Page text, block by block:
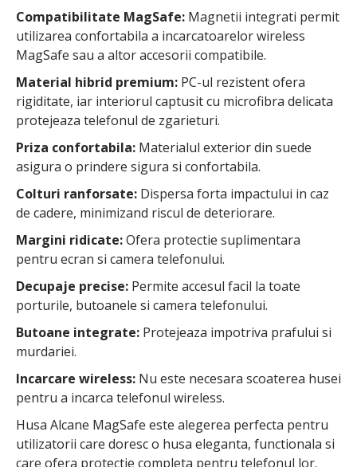
Compatibilitate MagSafe: Magnetii integrati permit
utilizarea confortabila a incarcatoarelor wireless
MagSafe sau a altor accesorii compatibile.
Material hibrid premium: PC-ul rezistent ofera
rigiditate, iar interiorul captusit cu microfibra delicata
protejeaza telefonul de zgarieturi.
Priza confortabila: Materialul exterior din suede
asigura o prindere sigura si confortabila.
Colturi ranforsate: Dispersa forta impactului in caz
de cadere, minimizand riscul de deteriorare.
Margini ridicate:Ofera protectie suplimentara
pentru ecran si camera telefonului.
Decupaje precise: Permite accesul facil la toate
porturile, butoanele si camera telefonului.
Butoane integrate: Protejeaza impotriva prafului si
murdariei.
Incarcare wireless: Nu este necesara scoaterea husei
pentru a incarca telefonul wireless.
Husa Alcane MagSafe este alegerea perfecta pentru
utilizatorii care doresc o husa eleganta, functionala si
care ofera protectie completa pentru telefonul lor.